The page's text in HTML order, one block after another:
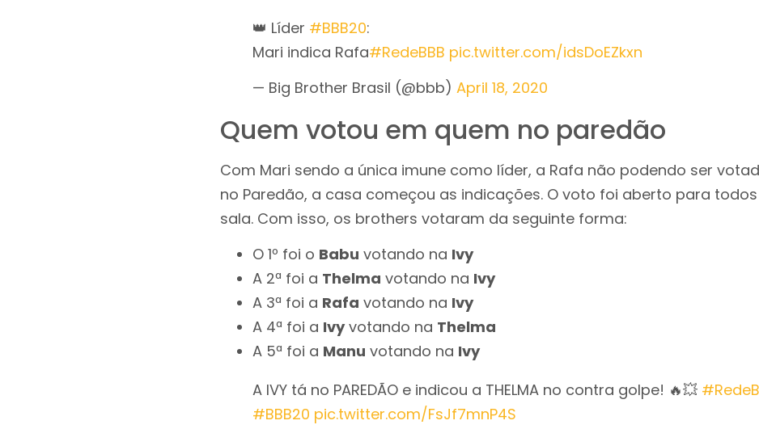
👑 Líder #BBB20:
Mari indica Rafa#RedeBBB pic.twitter.com/idsDoEZkxn
— Big Brother Brasil (@bbb) April 18, 2020
Quem votou em quem no paredão
Com Mari sendo a única imune como líder, a Rafa não podendo ser
no Paredão, a casa começou as indicações. O voto foi aberto para
sala. Com isso, os brothers votaram da seguinte forma:
O 1º foi o Babu votando na Ivy
A 2ª foi a Thelma votando na Ivy
A 3ª foi a Rafa votando na Ivy
A 4ª foi a Ivyvotando na Thelma
A 5ª foi a Manu votando na Ivy
A IVY tá no PAREDÃO e indicou a THELMA no contra golpe! 🔥💥
#BBB20 pic.twitter.com/FsJf7mnP4S